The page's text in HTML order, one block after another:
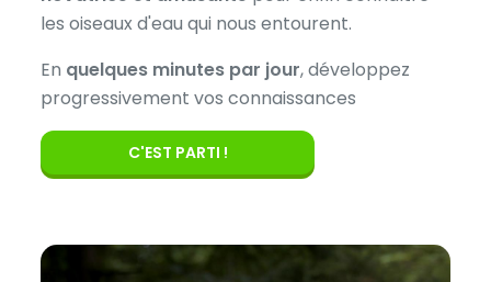
les oiseaux d'eau qui nous entourent.
En quelques minutes par jour, développez
progressivement vos connaissances
C'EST PARTI !